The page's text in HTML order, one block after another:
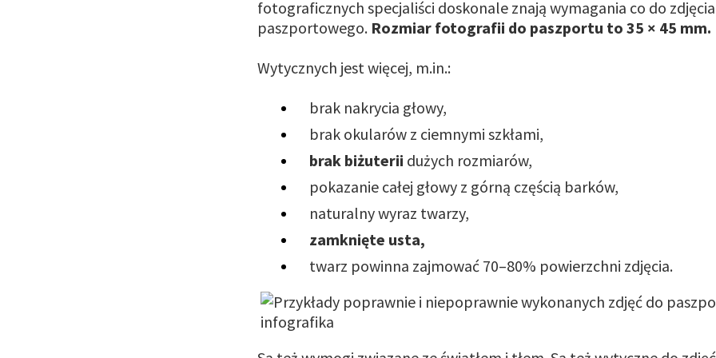
fotograficznych specjaliści doskonale znają wymagania co do zdjęcia
paszportowego. Rozmiar fotografii do paszportu to 35 × 45 mm.
Wytycznych jest więcej, m.in.:
brak nakrycia głowy,
brak okularów z ciemnymi szkłami,
brak biżuterii dużych rozmiarów,
pokazanie całej głowy z górną częścią barków,
naturalny wyraz twarzy,
zamknięte usta,
twarz powinna zajmować 70–80% powierzchni zdjęcia.